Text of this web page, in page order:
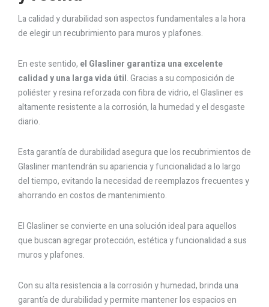
La calidad y durabilidad son aspectos fundamentales a la hora
de elegir un recubrimiento para muros y plafones.
En este sentido, el Glasliner garantiza una excelente
calidad y una larga vida útil. Gracias a su composición de
poliéster y resina reforzada con fibra de vidrio, el Glasliner es
altamente resistente a la corrosión, la humedad y el desgaste
diario.
Esta garantía de durabilidad asegura que los recubrimientos de
Glasliner mantendrán su apariencia y funcionalidad a lo largo
del tiempo, evitando la necesidad de reemplazos frecuentes y
ahorrando en costos de mantenimiento.
El Glasliner se convierte en una solución ideal para aquellos
que buscan agregar protección, estética y funcionalidad a sus
muros y plafones.
Con su alta resistencia a la corrosión y humedad, brinda una
garantía de durabilidad y permite mantener los espacios en